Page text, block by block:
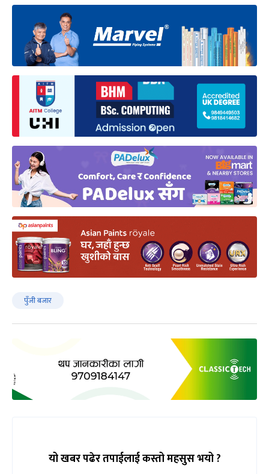
पुँजी बजार
यो खबर पढेर तपाईलाई कस्तो महसुस भयो ?